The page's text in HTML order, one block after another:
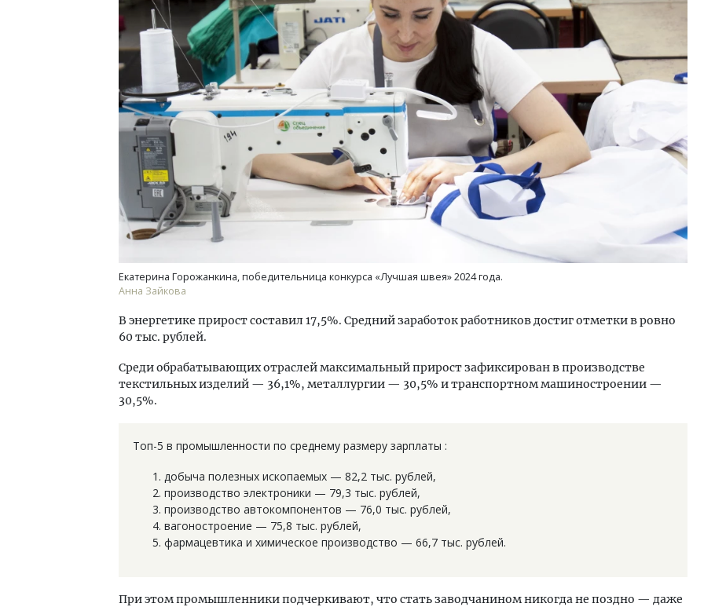
Екатерина Горожанкина, победительница конкурса «Лучшая швея» 2024 года.
Анна Зайкова
В энергетике прирост составил 17,5%. Средний заработок работников достиг отметки в ровно
60 тыс. рублей.
Среди обрабатывающих отраслей максимальный прирост зафиксирован в производстве
текстильных изделий — 36,1%, металлургии — 30,5% и транспортном машиностроении —
30,5%.
Топ-5 в промышленности по среднему размеру зарплаты :
добыча полезных ископаемых — 82,2 тыс. рублей,
производство электроники — 79,3 тыс. рублей,
производство автокомпонентов — 76,0 тыс. рублей,
вагоностроение — 75,8 тыс. рублей,
фармацевтика и химическое производство — 66,7 тыс. рублей.
При этом промышленники подчеркивают, что стать заводчанином никогда не поздно — даже